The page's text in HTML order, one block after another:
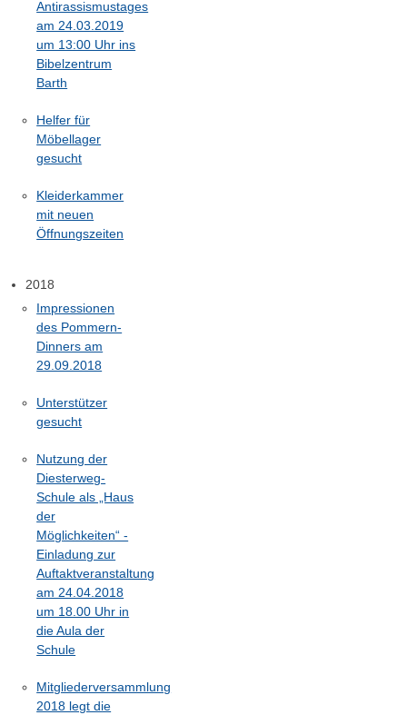
Antirassismustages
am 24.03.2019
um 13:00 Uhr ins
Bibelzentrum
Barth
Helfer für
Möbellager
gesucht
Kleiderkammer
mit neuen
Öffnungszeiten
2018
Impressionen
des Pommern-
Dinners am
29.09.2018
Unterstützer
gesucht
Nutzung der
Diesterweg-
Schule als „Haus
der
Möglichkeiten“ -
Einladung zur
Auftaktveranstaltung
am 24.04.2018
um 18.00 Uhr in
die Aula der
Schule
Mitgliederversammlung
2018 legt die